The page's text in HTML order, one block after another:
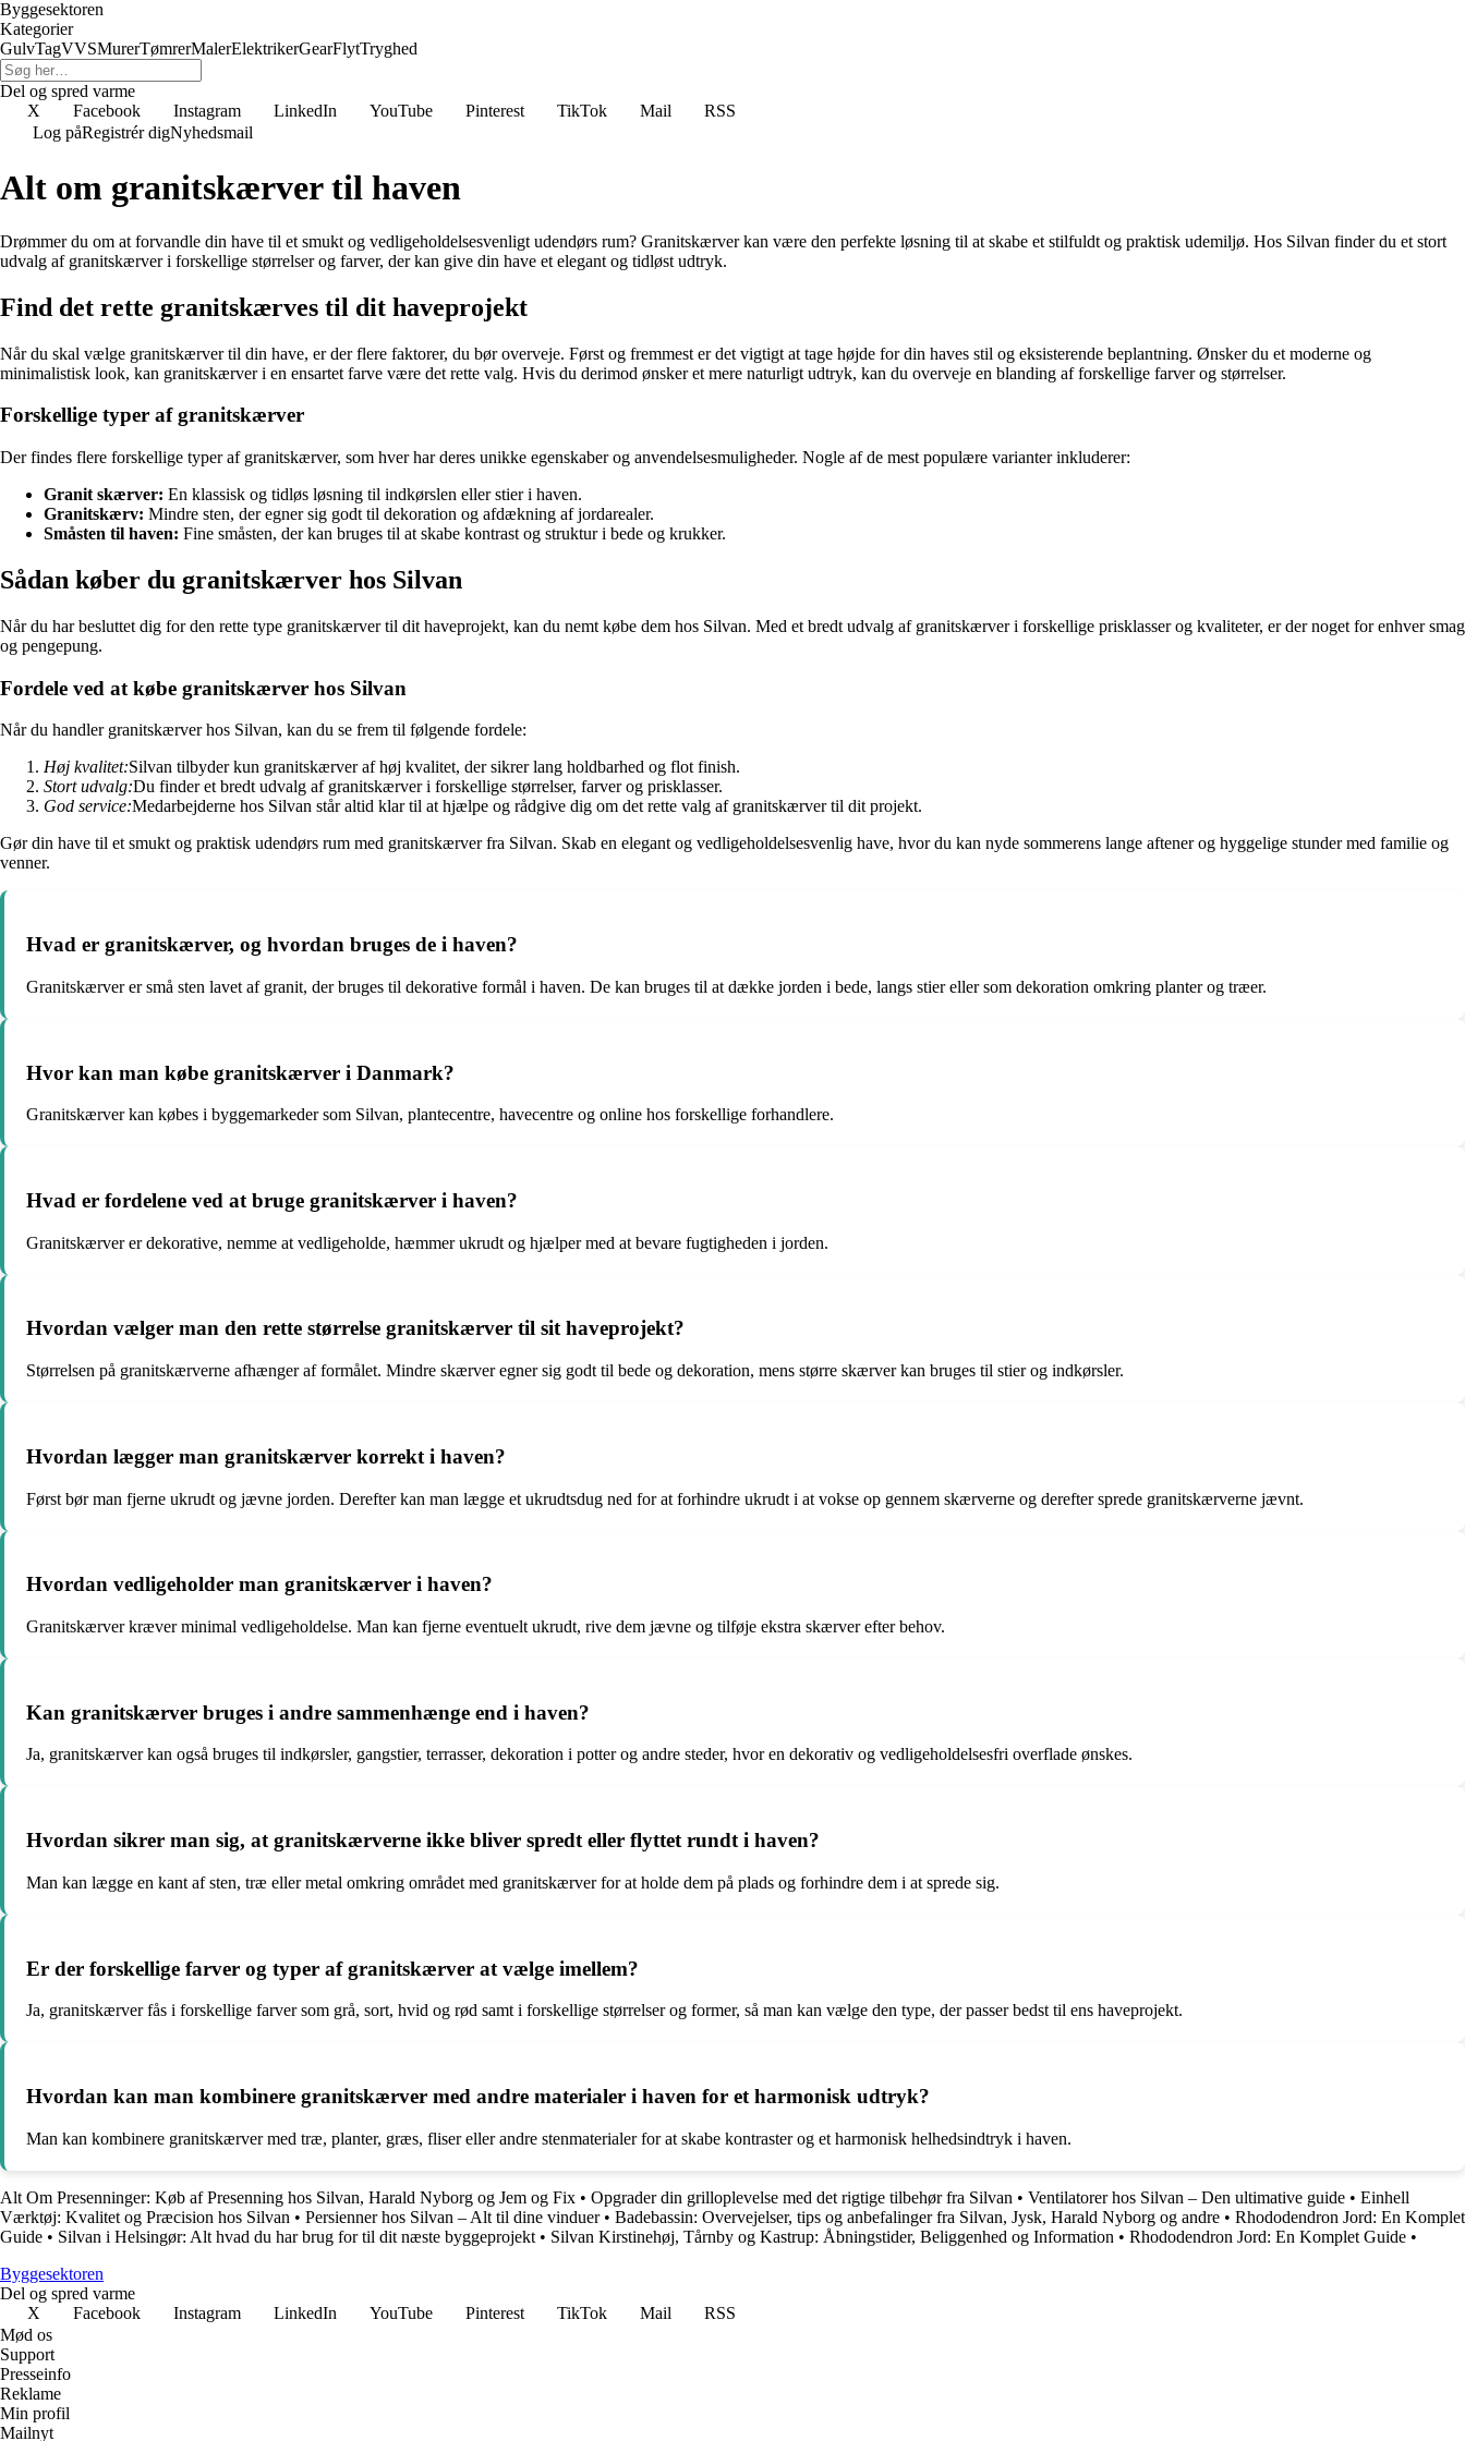
Byggesektoren
Kategorier
GulvTagVVSMurerTømrerMalerElektrikerGearFlytTryghed
Del og spred varme
X
Facebook Instagram LinkedIn YouTube Pinterest TikTok Mail
RSS
Log påRegistrér digNyhedsmail
Alt om granitskærver til haven
Drømmer du om at forvandle din have til et smukt og vedligeholdelsesvenligt udendørs rum? Granitskærver kan være den perfekte løsning til at skabe et stilfuldt og praktisk udemiljø. Hos Silvan finder du et stort
udvalg af granitskærver i forskellige størrelser og farver, der kan give din have et elegant og tidløst udtryk.
Find det rette granitskærves til dit haveprojekt
Når du skal vælge granitskærver til din have, er der flere faktorer, du bør overveje. Først og fremmest er det vigtigt at tage højde for din haves stil og eksisterende beplantning. Ønsker du et moderne og
minimalistisk look, kan granitskærver i en ensartet farve være det rette valg. Hvis du derimod ønsker et mere naturligt udtryk, kan du overveje en blanding af forskellige farver og størrelser.
Forskellige typer af granitskærver
Der findes flere forskellige typer af granitskærver, som hver har deres unikke egenskaber og anvendelsesmuligheder. Nogle af de mest populære varianter inkluderer:
Granit skærver: En klassisk og tidløs løsning til indkørslen eller stier i haven.
Granitskærv: Mindre sten, der egner sig godt til dekoration og afdækning af jordarealer.
Småsten til haven: Fine småsten, der kan bruges til at skabe kontrast og struktur i bede og krukker.
Sådan køber du granitskærver hos Silvan
Når du har besluttet dig for den rette type granitskærver til dit haveprojekt, kan du nemt købe dem hos Silvan. Med et bredt udvalg af granitskærver i forskellige prisklasser og kvaliteter, er der noget for enhver smag
og pengepung.
Fordele ved at købe granitskærver hos Silvan
Når du handler granitskærver hos Silvan, kan du se frem til følgende fordele:
Høj kvalitet:Silvan tilbyder kun granitskærver af høj kvalitet, der sikrer lang holdbarhed og flot finish.
Stort udvalg:Du finder et bredt udvalg af granitskærver i forskellige størrelser, farver og prisklasser.
God service:Medarbejderne hos Silvan står altid klar til at hjælpe og rådgive dig om det rette valg af granitskærver til dit projekt.
Gør din have til et smukt og praktisk udendørs rum med granitskærver fra Silvan. Skab en elegant og vedligeholdelsesvenlig have, hvor du kan nyde sommerens lange aftener og hyggelige stunder med familie og
venner.
Hvad er granitskærver, og hvordan bruges de i haven?
Granitskærver er små sten lavet af granit, der bruges til dekorative formål i haven. De kan bruges til at dække jorden i bede, langs stier eller som dekoration omkring planter og træer.
Hvor kan man købe granitskærver i Danmark?
Granitskærver kan købes i byggemarkeder som Silvan, plantecentre, havecentre og online hos forskellige forhandlere.
Hvad er fordelene ved at bruge granitskærver i haven?
Granitskærver er dekorative, nemme at vedligeholde, hæmmer ukrudt og hjælper med at bevare fugtigheden i jorden.
Hvordan vælger man den rette størrelse granitskærver til sit haveprojekt?
Størrelsen på granitskærverne afhænger af formålet. Mindre skærver egner sig godt til bede og dekoration, mens større skærver kan bruges til stier og indkørsler.
Hvordan lægger man granitskærver korrekt i haven?
Først bør man fjerne ukrudt og jævne jorden. Derefter kan man lægge et ukrudtsdug ned for at forhindre ukrudt i at vokse op gennem skærverne og derefter sprede granitskærverne jævnt.
Hvordan vedligeholder man granitskærver i haven?
Granitskærver kræver minimal vedligeholdelse. Man kan fjerne eventuelt ukrudt, rive dem jævne og tilføje ekstra skærver efter behov.
Kan granitskærver bruges i andre sammenhænge end i haven?
Ja, granitskærver kan også bruges til indkørsler, gangstier, terrasser, dekoration i potter og andre steder, hvor en dekorativ og vedligeholdelsesfri overflade ønskes.
Hvordan sikrer man sig, at granitskærverne ikke bliver spredt eller flyttet rundt i haven?
Man kan lægge en kant af sten, træ eller metal omkring området med granitskærver for at holde dem på plads og forhindre dem i at sprede sig.
Er der forskellige farver og typer af granitskærver at vælge imellem?
Ja, granitskærver fås i forskellige farver som grå, sort, hvid og rød samt i forskellige størrelser og former, så man kan vælge den type, der passer bedst til ens haveprojekt.
Hvordan kan man kombinere granitskærver med andre materialer i haven for et harmonisk udtryk?
Man kan kombinere granitskærver med træ, planter, græs, fliser eller andre stenmaterialer for at skabe kontraster og et harmonisk helhedsindtryk i haven.
Alt Om Presenninger: Køb af Presenning hos Silvan, Harald Nyborg og Jem og Fix • Opgrader din grilloplevelse med det rigtige tilbehør fra Silvan • Ventilatorer hos Silvan – Den ultimative guide • Einhell
Værktøj: Kvalitet og Præcision hos Silvan • Persienner hos Silvan – Alt til dine vinduer• Badebassin: Overvejelser, tips og anbefalinger fra Silvan, Jysk, Harald Nyborg og andre • Rhododendron Jord: En Komplet
Guide • Silvan i Helsingør: Alt hvad du har brug for til dit næste byggeprojekt • Silvan Kirstinehøj, Tårnby og Kastrup: Åbningstider, Beliggenhed og Information • Rhododendron Jord: En Komplet Guide •
Byggesektoren
Del og spred varme
X
Facebook Instagram LinkedIn YouTube Pinterest TikTok Mail
RSS
Mød os
Support
Presseinfo
Reklame
Min profil
Mailnyt